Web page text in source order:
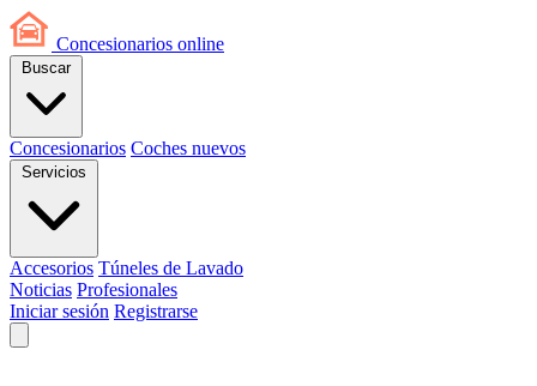
Concesionarios online
Buscar
Concesionarios Coches nuevos
Servicios
Accesorios Túneles de Lavado
Noticias Profesionales
Iniciar sesión Registrarse